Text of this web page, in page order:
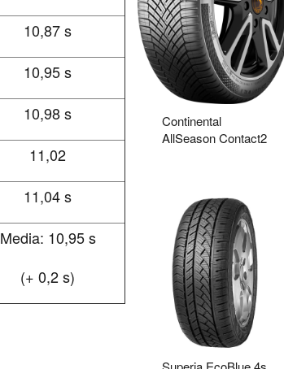
10,87 s
10,95 s
10,98 s
11,02
11,04 s
Media: 10,95 s
(+ 0,2 s)
Continental
AllSeason Contact2